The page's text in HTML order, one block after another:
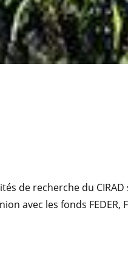
de recherche du
avec les fonds FEDER,